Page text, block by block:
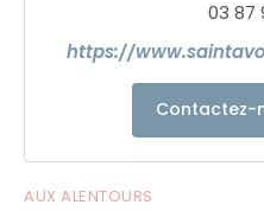
03 87
https://
Contactez-
AUX ALENTOURS